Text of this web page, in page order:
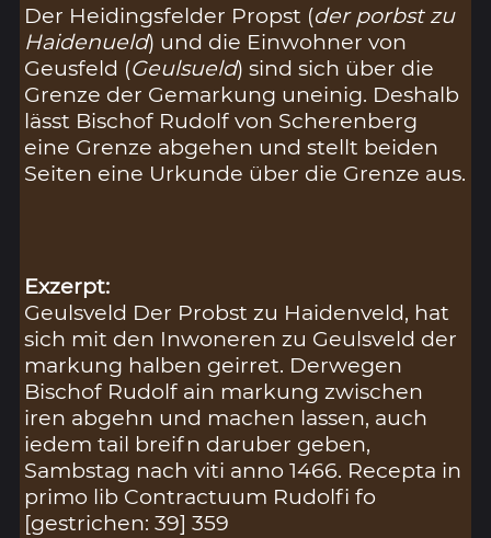
Der Heidingsfelder Propst (der porbst zu
Haidenueld) und die Einwohner von
Geusfeld (Geulsueld) sind sich über die
Grenze der Gemarkung uneinig. Deshalb
lässt Bischof Rudolf von Scherenberg
eine Grenze abgehen und stellt beiden
Seiten eine Urkunde über die Grenze aus.
Exzerpt:
Geulsveld Der Probst zu Haidenveld, hat
sich mit den Inwoneren zu Geulsveld der
markung halben geirret. Derwegen
Bischof Rudolf ain markung zwischen
iren abgehn und machen lassen, auch
iedem tail breifn daruber geben,
Sambstag nach viti anno 1466. Recepta in
primo lib Contractuum Rudolfi fo
[gestrichen: 39] 359